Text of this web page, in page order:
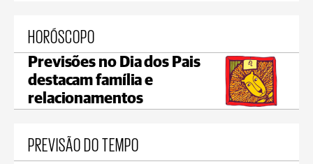
HORÓSCOPO
Previsões no Dia dos Pais
destacam família e
relacionamentos
PREVISÃO DO TEMPO